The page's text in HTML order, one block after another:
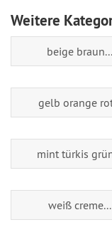
Weitere
beige braun...
gelb orange
mint türkis
weiß creme...